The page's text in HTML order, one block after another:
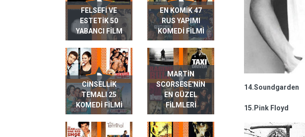
FELSEFI VE
ESTETIK 50
YABANCI FILM
EN KOMIK 47
RUS YAPIMI
KOMEDI FILMI
CINSELLIK
TEMALI 25
KOMEDI FILMI
MARTIN
SCORSESE'NIN
EN GÜZEL
FILMLERI
14.Soundgarden
15.Pink Floyd